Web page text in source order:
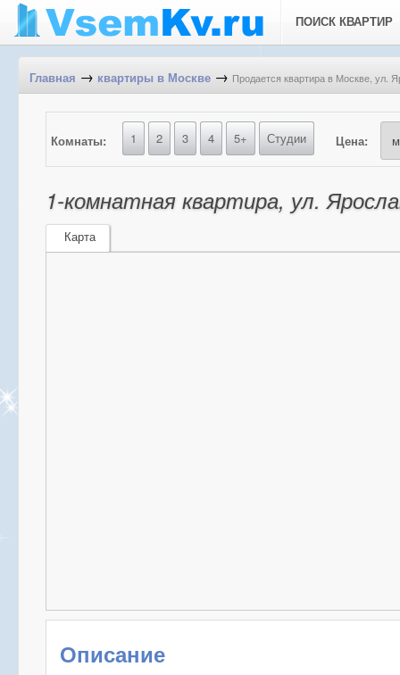
ПОИСК КВАРТИР
Главная → квартиры в Москве → Продается квартира в Москве, ул.
Комнаты: 1 2 3 4 5+ Студии Цена:
1-комнатная квартира, ул.
Карта
Описание